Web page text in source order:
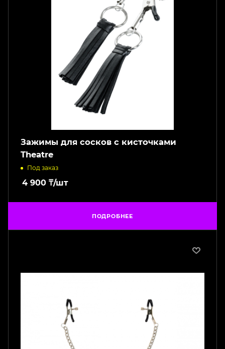
Зажимы для сосков с кисточками
Theatre
Под заказ
4 900 ₸/шт
ПОДРОБНЕЕ